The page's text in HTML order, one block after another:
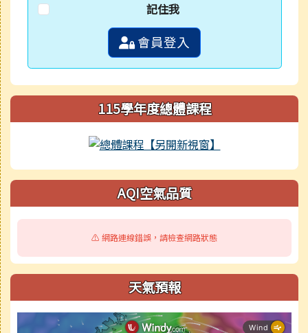
記住我
會員登入
115學年度總體課程
AQI空氣品質
⚠️ 網路連線錯誤，請檢查網路狀態
天氣預報